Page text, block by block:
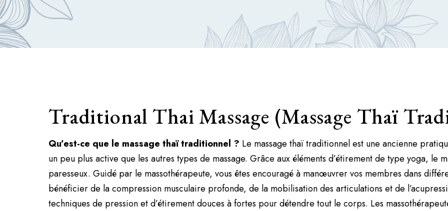
Traditional Thai Massage (Massage Thaï
Qu’est-ce que le massage thaï traditionnel ? Le massage thaï traditionnel est une ancienne
un peu plus active que les autres types de massage. Grâce aux éléments d’étirement de type yoga, le
paresseux. Guidé par le massothérapeute, vous êtes encouragé à manœuvrer vos membres dans
bénéficier de la compression musculaire profonde, de la mobilisation des articulations et de
techniques de pression et d’étirement douces à fortes pour détendre tout le corps. Les